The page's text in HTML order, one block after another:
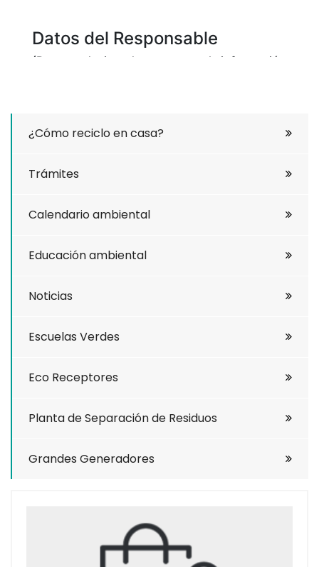
¿Cómo reciclo en casa?
Trámites
Calendario ambiental
Educación ambiental
Noticias
Escuelas Verdes
Eco Receptores
Planta de Separación de Residuos
Grandes Generadores